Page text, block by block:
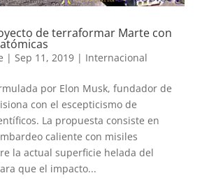
de terraformar Marte con
| Sep 11, 2019| Internacional
por Elon Musk, fundador de
con el escepticismo de
La propuesta consiste en
caliente con misiles
la actual superficie helada del
que el impacto...